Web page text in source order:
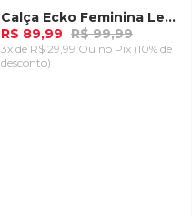
- 10%Calça Ecko Feminina Legging Tal Preta
R$ 89,99 R$ 99,99
3x de R$ 29,99 Ou no Pix (10% de
desconto)